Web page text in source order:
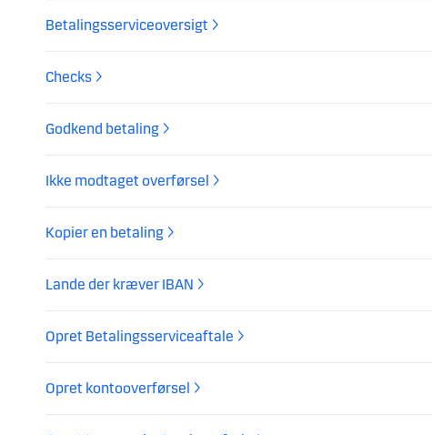
Betalingsserviceoversigt
Checks
Godkend betaling
Ikke modtaget overførsel
Kopier en betaling
Lande der kræver IBAN
Opret Betalingsserviceaftale
Opret kontooverførsel